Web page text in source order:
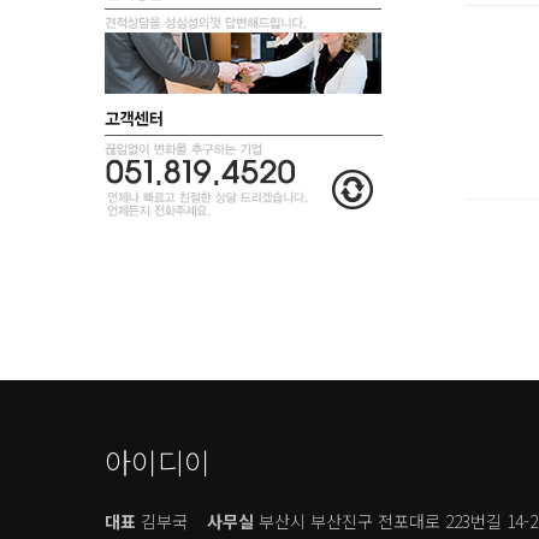
아이디이
대표 김부국 사무실 부산시 부산진구 전포대로 223번길 14-